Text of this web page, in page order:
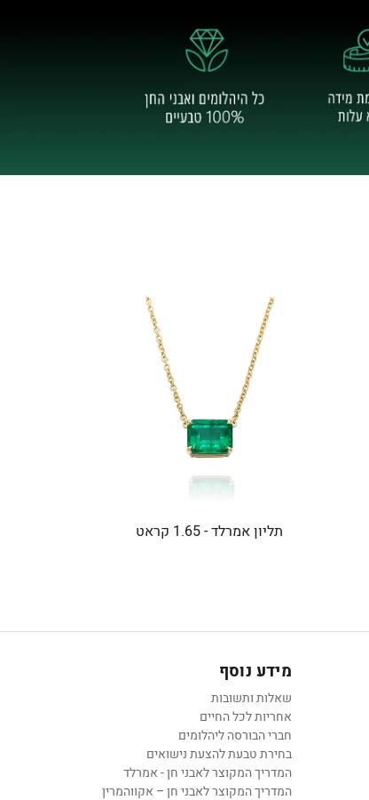
תליון אמרלד - 1.65 קראט
מידע נוסף
שאלות ותשובות
אחריות לכל החיים
חברי הבורסה ליהלומים
בחירת טבעת להצעת נישואים
המדריך המקוצר לאבני חן - אמרלד
המדריך המקוצר לאבני חן – אקווהמרין